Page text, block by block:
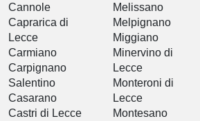
Cannole
Caprarica di
Lecce
Carmiano
Carpignano
Salentino
Casarano
Castri di Lecce
Melissano
Melpignano
Miggiano
Minervino di
Lecce
Monteroni di
Lecce
Montesano